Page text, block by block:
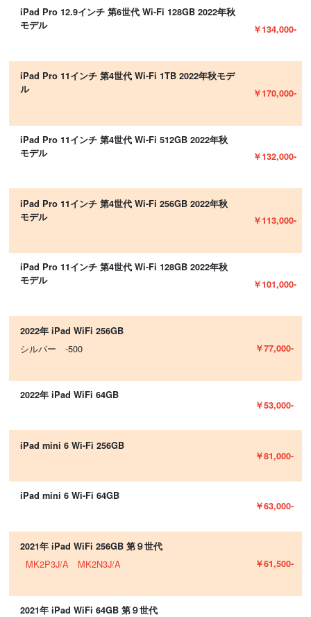
iPad Pro 12.9インチ 第6世代 Wi-Fi 128GB 2022年秋
モデル
￥134,000-
iPad Pro 11インチ 第4世代 Wi-Fi 1TB 2022年秋モデ
ル
￥170,000-
iPad Pro 11インチ 第4世代 Wi-Fi 512GB 2022年秋
モデル
￥132,000-
iPad Pro 11インチ 第4世代 Wi-Fi 256GB 2022年秋
モデル
￥113,000-
iPad Pro 11インチ 第4世代 Wi-Fi 128GB 2022年秋
モデル
￥101,000-
2022年 iPad WiFi 256GB
シルバー -500 ￥77,000-
2022年 iPad WiFi 64GB
￥53,000-
iPad mini 6 Wi-Fi 256GB
￥81,000-
iPad mini 6 Wi-Fi 64GB
￥63,000-
2021年 iPad WiFi 256GB 第９世代
MK2P3J/A MK2N3J/A ￥61,500-
2021年 iPad WiFi 64GB 第９世代